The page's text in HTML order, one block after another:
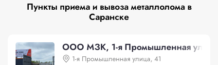
Пункты приема и вывоза металлолома в
Саранске
ООО МЗК, 1-я Промышленная
1-я Промышленная улица, 41